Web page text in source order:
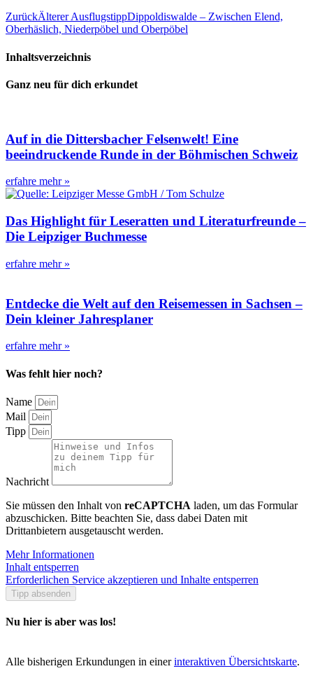
ZurückÄlterer AusflugstippDippoldiswalde – Zwischen Elend,
Oberhäslich, Niederpöbel und Oberpöbel
Inhaltsverzeichnis
Ganz neu für dich erkundet
Auf in die Dittersbacher Felsenwelt! Eine
beeindruckende Runde in der Böhmischen Schweiz
erfahre mehr »
Das Highlight für Leseratten und Literaturfreunde –
Die Leipziger Buchmesse
erfahre mehr »
Entdecke die Welt auf den Reisemessen in Sachsen –
Dein kleiner Jahresplaner
erfahre mehr »
Was fehlt hier noch?
Name
Mail
Tipp
Nachricht
Sie müssen den Inhalt von reCAPTCHA laden, um das Formular
abzuschicken. Bitte beachten Sie, dass dabei Daten mit
Drittanbietern ausgetauscht werden.
Mehr Informationen
Inhalt entsperren
Erforderlichen Service akzeptieren und Inhalte entsperren
Tipp absenden
Nu hier is aber was los!
Alle bisherigen Erkundungen in einerinteraktiven Übersichtskarte.